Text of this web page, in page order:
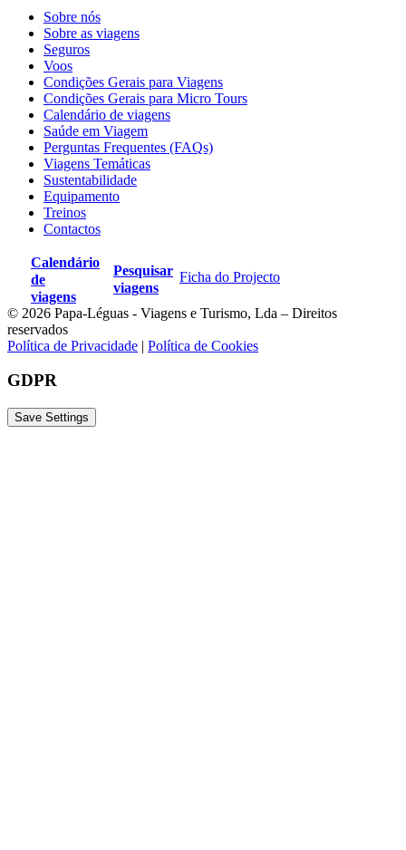
Sobre nós
Sobre as viagens
Seguros
Voos
Condições Gerais para Viagens
Condições Gerais para Micro Tours
Calendário de viagens
Saúde em Viagem
Perguntas Frequentes (FAQs)
Viagens Temáticas
Sustentabilidade
Equipamento
Treinos
Contactos
Calendário
de
viagens
Pesquisar
viagens
Ficha do Projecto
© 2026 Papa-Léguas - Viagens e Turismo, Lda – Direitos
reservados
Política de Privacidade | Política de Cookies
GDPR